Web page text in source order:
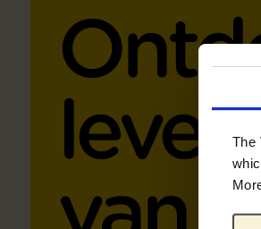
The